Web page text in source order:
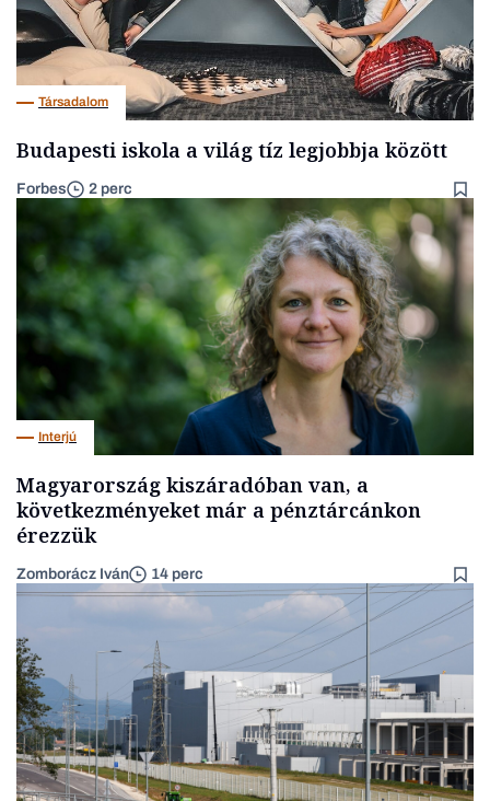
Társadalom
Budapesti iskola a világ tíz legjobbja között
Forbes 2 perc
Interjú
Magyarország kiszáradóban van, a
következményeket már a pénztárcánkon
érezzük
Zomborácz Iván 14 perc